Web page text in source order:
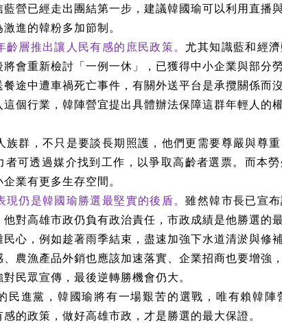
營已經走出團結第一步，建議韓國瑜可以利用直播
進的韓粉多加節制。
齡層推出讓人民有感的庶民政策。 尤其知識藍和經
會重新檢討「一例一休」，已獲得中小企業與部分
途中遭車禍死亡事件，有關外送平台是承攬關係而
個行業，韓陣營宜提出具體辦法保障這群年輕人的
族群，不只是要談長期照護，他們更需要尊嚴與尊
者可透過媒介找到工作，以爭取高齡者選票。而本
業有更多生存空間。
現仍是韓國瑜勝選最堅實的後盾。雖然韓市長已宣
對高雄市政仍負有政治責任，市政成績是他勝選的
心，例如趁著雨季結束，盡速加強下水道清淤與修
農漁產品外銷也應該加速落實、企業招商也要增強
民眾宣傳，最後逆轉勝機會仍大。
民進黨，韓國瑜將有一場艱苦的選戰，唯有賴韓
的政策，做好高雄市政，才是勝選的最大保證。